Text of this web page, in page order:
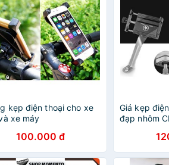
kẹp điện thoại cho xe
xe máy
100.000 đ
Giá kẹp
đạp nhôm